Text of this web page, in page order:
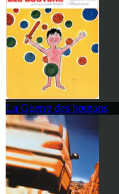
La Guerre des boutons